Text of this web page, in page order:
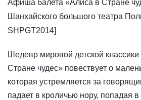
Афиша балета «Алиса в Стране
Шанхайского большого театра
SHPGT2014]
​Шедевр мировой детской классики
Стране чудес» повествует о
которая устремляется за
падает в кроличью нору, попадая